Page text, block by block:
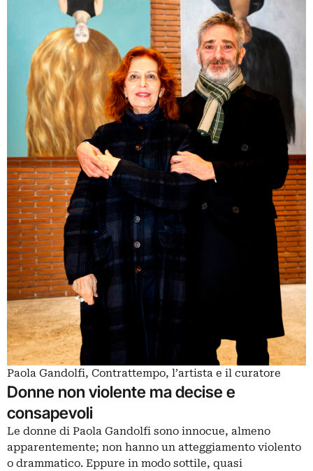
Paola Gandolfi, Contrattempo, l’artista e il curatore
Donne non violente ma decise e
consapevoli
Le donne di Paola Gandolfi sono innocue, almeno
apparentemente; non hanno un atteggiamento violento
o drammatico. Eppure in modo sottile, quasi